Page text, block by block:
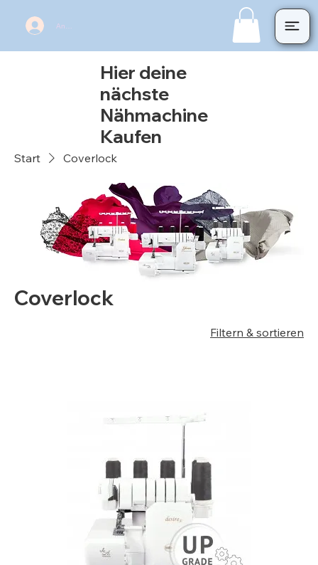
Anmelden
Hier deine
nächste
Nähmachine
Kaufen
Start Coverlock
Coverlock
Filtern & sortieren